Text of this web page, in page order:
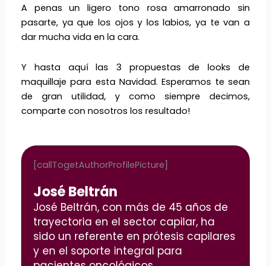
A penas un ligero tono rosa amarronado sin
pasarte, ya que los ojos y los labios, ya te van a
dar mucha vida en la cara.
Y hasta aquí las 3 propuestas de looks de
maquillaje para esta Navidad. Esperamos te sean
de gran utilidad, y como siempre decimos,
comparte con nosotros los resultado!
[callTogetAuthorProfilePicture]
José Beltrán
José Beltrán, con más de 45 años de
trayectoria en el sector capilar, ha
sido un referente en prótesis capilares
y en el soporte integral para